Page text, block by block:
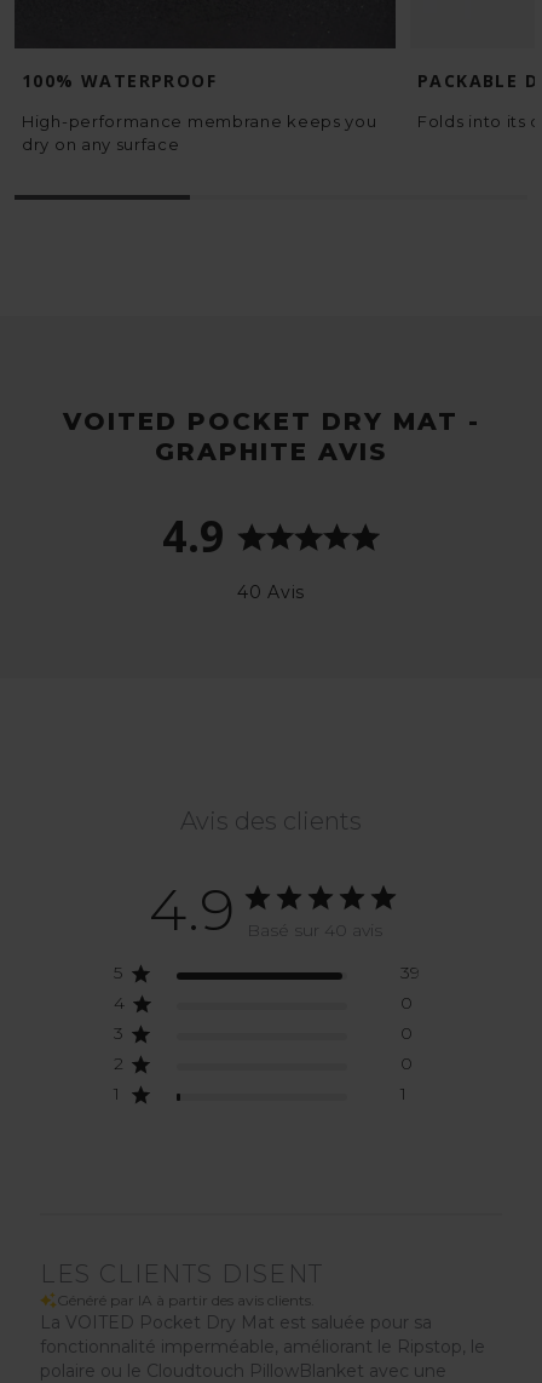
100% WATERPROOF
High-performance membrane keeps you
dry on any surface
PACKABLE
Folds into its
VOITED POCKET DRY MAT -
GRAPHITE AVIS
4.9
40 Avis
Avis des clients
4.9
Basé sur 40 avis
5
39
4
0
3
0
2
0
1
1
LES CLIENTS DISENT
Généré par IA à partir des avis clients.
La VOITED Pocket Dry Mat est saluée pour sa
fonctionnalité imperméable, améliorant le Ripstop, le
polaire ou le Cloudtouch PillowBlanket avec une